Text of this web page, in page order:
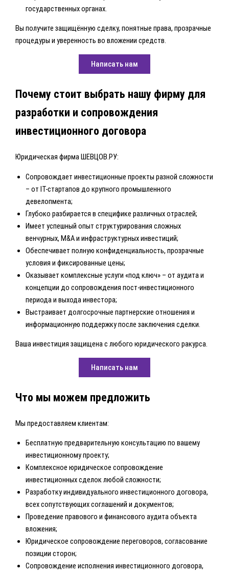
государственных органах.
Вы получите защищённую сделку, понятные права, прозрачные
процедуры и уверенность во вложении средств.
Написать нам
Почему стоит выбрать нашу фирму для
разработки и сопровождения
инвестиционного договора
Юридическая фирма ШЕВЦОВ.РУ:
Сопровождает инвестиционные проекты разной сложности
– от IT-стартапов до крупного промышленного
девелопмента;
Глубоко разбирается в специфике различных отраслей;
Имеет успешный опыт структурирования сложных
венчурных, M&A и инфраструктурных инвестиций;
Обеспечивает полную конфиденциальность, прозрачные
условия и фиксированные цены;
Оказывает комплексные услуги «под ключ» – от аудита и
концепции до сопровождения пост-инвестиционного
периода и выхода инвестора;
Выстраивает долгосрочные партнерские отношения и
информационную поддержку после заключения сделки.
Ваша инвестиция защищена с любого юридического ракурса.
Написать нам
Что мы можем предложить
Мы предоставляем клиентам:
Бесплатную предварительную консультацию по вашему
инвестиционному проекту;
Комплексное юридическое сопровождение
инвестиционных сделок любой сложности;
Разработку индивидуального инвестиционного договора,
всех сопутствующих соглашений и документов;
Проведение правового и финансового аудита объекта
вложения;
Юридическое сопровождение переговоров, согласование
позиции сторон;
Сопровождение исполнения инвестиционного договора,